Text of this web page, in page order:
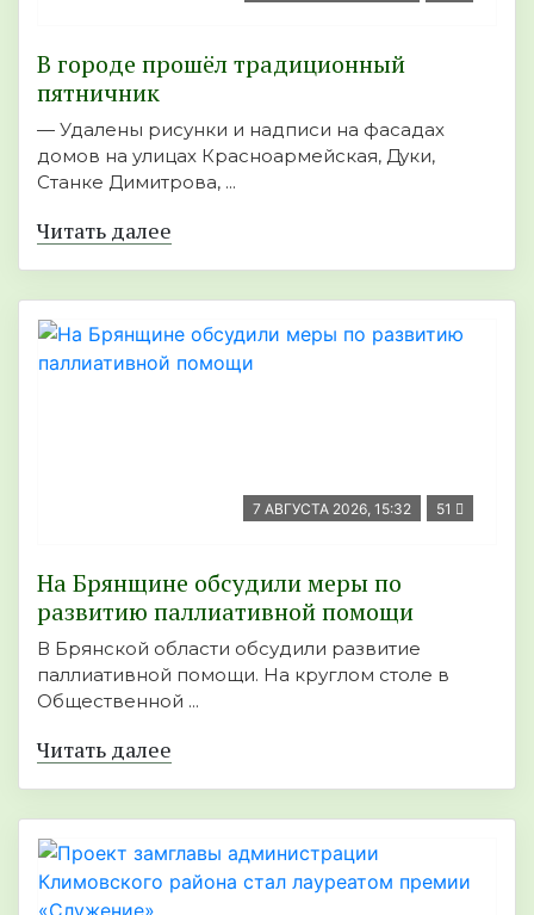
В городе прошёл традиционный
пятничник
— Удалены рисунки и надписи на фасадах
домов на улицах Красноармейская, Дуки,
Станке Димитрова, ...
Читать далее
7 АВГУСТА 2026, 15:32 51
На Брянщине обсудили меры по
развитию паллиативной помощи
В Брянской области обсудили развитие
паллиативной помощи. На круглом столе в
Общественной ...
Читать далее